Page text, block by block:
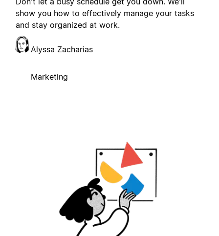
show you how to effectively manage your tasks
and stay organized at work.
Alyssa Zacharias
Marketing